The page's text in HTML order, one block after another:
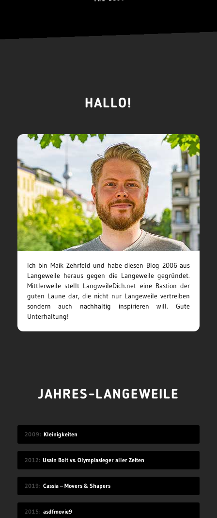
HALLO!
Ich bin Maik Zehrfeld und habe diesen Blog 2006 aus
Langeweile heraus gegen die Langeweile gegründet.
Mittlerweile stellt LangweileDich.net eine Bastion der
guten Laune dar, die nicht nur Langeweile vertreiben
sondern auch nachhaltig inspirieren will. Gute
Unterhaltung!
JAHRES-LANGEWEILE
2009 Kleinigkeiten
2012 Usain Bolt vs. Olympiasieger aller Zeiten
2019 Cassia – Movers & Shapers
2015 asdfmovie9